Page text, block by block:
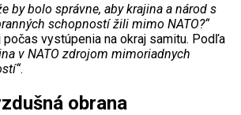
by bolo správne, aby krajina a národ s
schopností žili mimo NATO?“
vystúpenia na okraj samitu. Podľa
v NATO zdrojom mimoriadnych
.
obrana